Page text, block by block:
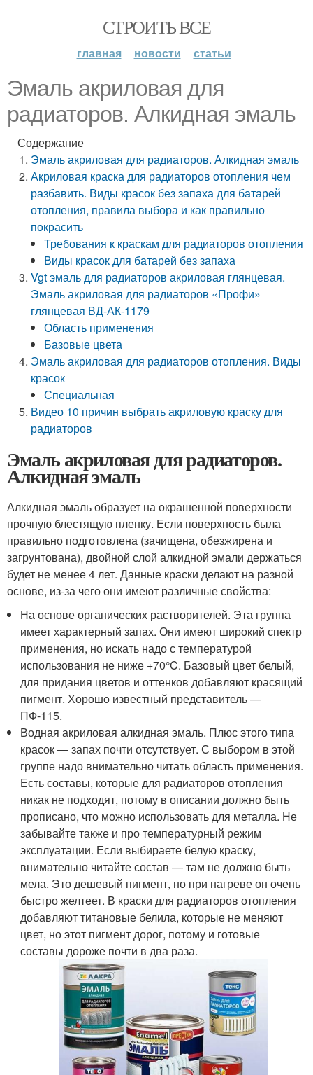
СТРОИТЬ ВСЕ
главная новости статьи
Эмаль акриловая для
радиаторов. Алкидная эмаль
Содержание
Эмаль акриловая для радиаторов. Алкидная эмаль
Акриловая краска для радиаторов отопления чем
разбавить. Виды красок без запаха для батарей
отопления, правила выбора и как правильно
покрасить
Требования к краскам для радиаторов отопления
Виды красок для батарей без запаха
Vgt эмаль для радиаторов акриловая глянцевая.
Эмаль акриловая для радиаторов «Профи»
глянцевая ВД-АК-1179
Область применения
Базовые цвета
Эмаль акриловая для радиаторов отопления. Виды
красок
Специальная
Видео 10 причин выбрать акриловую краску для
радиаторов
Эмаль акриловая для радиаторов.
Алкидная эмаль
Алкидная эмаль образует на окрашенной поверхности
прочную блестящую пленку. Если поверхность была
правильно подготовлена (зачищена, обезжирена и
загрунтована), двойной слой алкидной эмали держаться
будет не менее 4 лет. Данные краски делают на разной
основе, из-за чего они имеют различные свойства:
На основе органических растворителей. Эта группа
имеет характерный запах. Они имеют широкий спектр
применения, но искать надо с температурой
использования не ниже +70°C. Базовый цвет белый,
для придания цветов и оттенков добавляют красящий
пигмент. Хорошо известный представитель —
ПФ-115.
Водная акриловая алкидная эмаль. Плюс этого типа
красок — запах почти отсутствует. С выбором в этой
группе надо внимательно читать область применения.
Есть составы, которые для радиаторов отопления
никак не подходят, потому в описании должно быть
прописано, что можно использовать для металла. Не
забывайте также и про температурный режим
эксплуатации. Если выбираете белую краску,
внимательно читайте состав — там не должно быть
мела. Это дешевый пигмент, но при нагреве он очень
быстро желтеет. В краски для радиаторов отопления
добавляют титановые белила, которые не меняют
цвет, но этот пигмент дорог, потому и готовые
составы дороже почти в два раза.